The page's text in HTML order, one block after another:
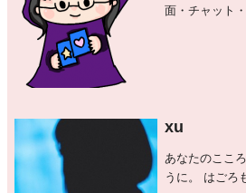
面・チャット
xu
あなたのここ
うに。 はごろ